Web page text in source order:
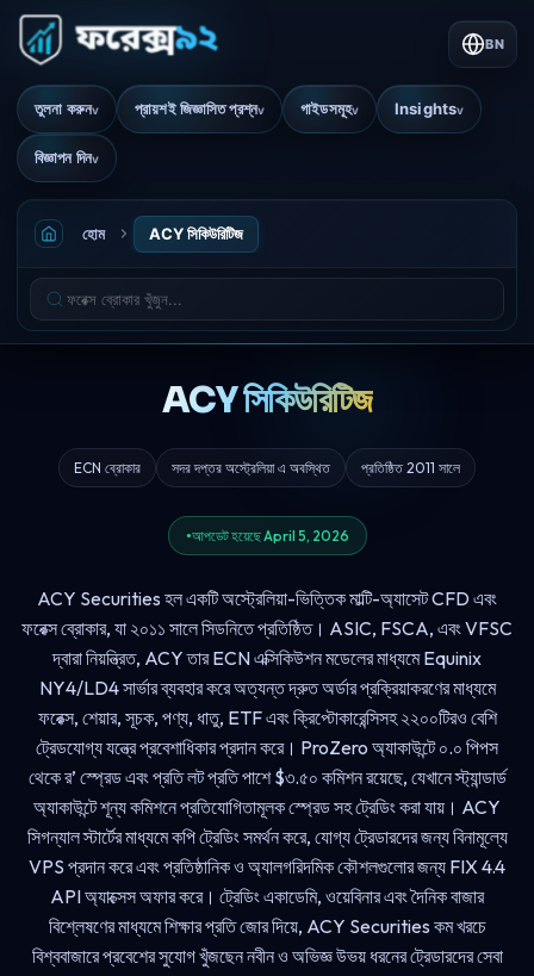
তুলনা করুনv প্রায়শই জিজ্ঞাসিত প্রশ্নv গাইডসমূহv Insightsv
বিজ্ঞাপন দিনv
BN
হোম ACY সিকিউরিটিজ
ACY সিকিউরিটিজ
ECN ব্রোকার সদর দপ্তর অস্ট্রেলিয়া এ অবস্থিত প্রতিষ্ঠিত 2011 সালে
আপডেট হয়েছে April 5, 2026
ACY Securities হল একটি অস্ট্রেলিয়া-ভিত্তিক মাল্টি-অ্যাসেট CFD এবং
ফরেক্স ব্রোকার, যা ২০১১ সালে সিডনিতে প্রতিষ্ঠিত। ASIC, FSCA, এবং VFSC
দ্বারা নিয়ন্ত্রিত, ACY তার ECN এক্সিকিউশন মডেলের মাধ্যমে Equinix
NY4/LD4 সার্ভার ব্যবহার করে অত্যন্ত দ্রুত অর্ডার প্রক্রিয়াকরণের মাধ্যমে
ফরেক্স, শেয়ার, সূচক, পণ্য, ধাতু, ETF এবং ক্রিপ্টোকারেন্সিসহ ২২০০টিরও বেশি
ট্রেডযোগ্য যন্ত্রে প্রবেশাধিকার প্রদান করে। ProZero অ্যাকাউন্টে ০.০ পিপস
থেকে র’ স্প্রেড এবং প্রতি লট প্রতি পাশে $৩.৫০ কমিশন রয়েছে, যেখানে স্ট্যান্ডার্ড
অ্যাকাউন্টে শূন্য কমিশনে প্রতিযোগিতামূলক স্প্রেড সহ ট্রেডিং করা যায়। ACY
সিগন্যাল স্টার্টের মাধ্যমে কপি ট্রেডিং সমর্থন করে, যোগ্য ট্রেডারদের জন্য বিনামূল্যে
VPS প্রদান করে এবং প্রতিষ্ঠানিক ও অ্যালগরিদমিক কৌশলগুলোর জন্য FIX 4.4
API অ্যাক্সেস অফার করে। ট্রেডিং একাডেমি, ওয়েবিনার এবং দৈনিক বাজার
বিশ্লেষণের মাধ্যমে শিক্ষার প্রতি জোর দিয়ে, ACY Securities কম খরচে
বিশ্ববাজারে প্রবেশের সুযোগ খুঁজছেন নবীন ও অভিজ্ঞ উভয় ধরনের ট্রেডারদের সেবা